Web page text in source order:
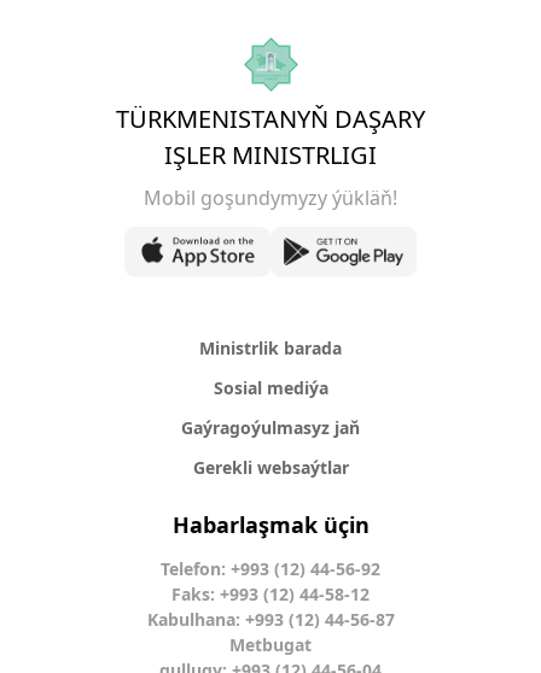
TÜRKMENISTANYŇ DAŞARY
IŞLER MINISTRLIGI
Mobil goşundymyzy ýükläň!
Ministrlik barada
Sosial mediýa
Gaýragoýulmasyz jaň
Gerekli websaýtlar
Habarlaşmak üçin
Telefon: +993 (12) 44-56-92
Faks: +993 (12) 44-58-12
Kabulhana: +993 (12) 44-56-87
Metbugat